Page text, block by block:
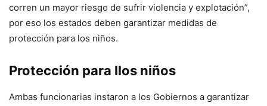
corren un mayor riesgo de sufrir violencia y explotación”,
por eso los estados deben garantizar medidas de
protección para los niños.
Protección para llos niños
Ambas funcionarias instaron a los Gobiernos a garantizar